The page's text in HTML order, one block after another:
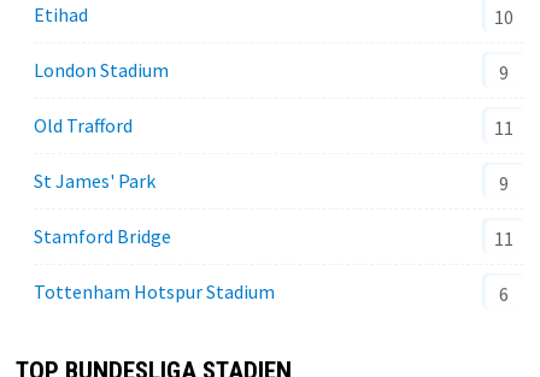
Etihad 10
London Stadium 9
Old Trafford 11
St James' Park 9
Stamford Bridge 11
Tottenham Hotspur Stadium 6